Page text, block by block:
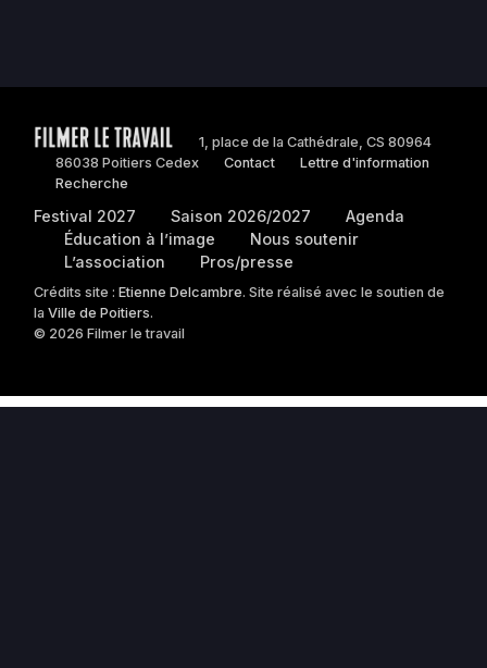
1, place de la Cathédrale, CS 80964
86038 Poitiers Cedex
Contact
Lettre d'information
Recherche
Festival 2027 Saison 2026/2027
Agenda
Éducation à l’image
Nous soutenir
L’association
Pros/presse
Crédits site :Etienne Delcambre. Site réalisé avec le soutien de
laVille de Poitiers.
© 2026 Filmer le travail